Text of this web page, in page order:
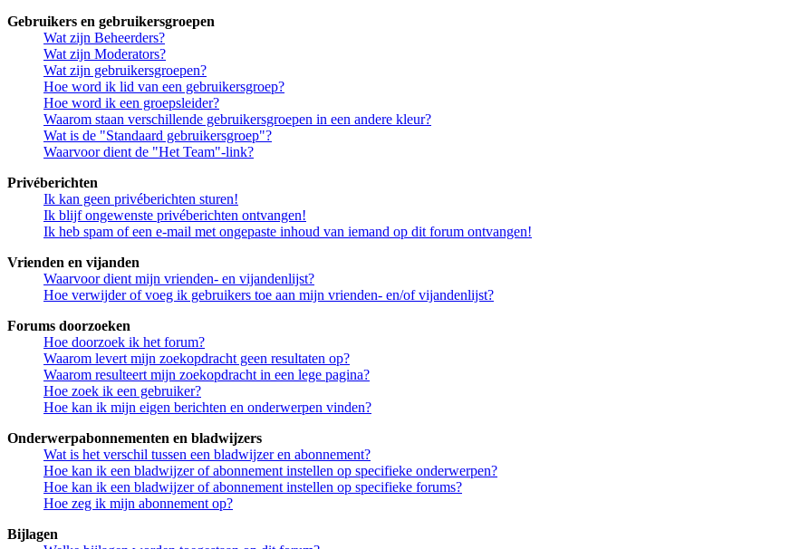
Gebruikers en gebruikersgroepen
Wat zijn Beheerders?
Wat zijn Moderators?
Wat zijn gebruikersgroepen?
Hoe word ik lid van een gebruikersgroep?
Hoe word ik een groepsleider?
Waarom staan verschillende gebruikersgroepen in een andere kleur?
Wat is de "Standaard gebruikersgroep"?
Waarvoor dient de "Het Team"-link?
Privéberichten
Ik kan geen privéberichten sturen!
Ik blijf ongewenste privéberichten ontvangen!
Ik heb spam of een e-mail met ongepaste inhoud van iemand op dit forum ontvangen!
Vrienden en vijanden
Waarvoor dient mijn vrienden- en vijandenlijst?
Hoe verwijder of voeg ik gebruikers toe aan mijn vrienden- en/of vijandenlijst?
Forums doorzoeken
Hoe doorzoek ik het forum?
Waarom levert mijn zoekopdracht geen resultaten op?
Waarom resulteert mijn zoekopdracht in een lege pagina?
Hoe zoek ik een gebruiker?
Hoe kan ik mijn eigen berichten en onderwerpen vinden?
Onderwerpabonnementen en bladwijzers
Wat is het verschil tussen een bladwijzer en abonnement?
Hoe kan ik een bladwijzer of abonnement instellen op specifieke onderwerpen?
Hoe kan ik een bladwijzer of abonnement instellen op specifieke forums?
Hoe zeg ik mijn abonnement op?
Bijlagen